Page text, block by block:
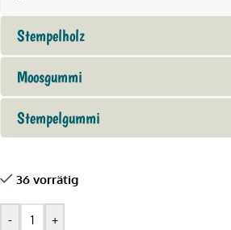
Stempelholz
Moosgummi
Stempelgummi
36 vorrätig
- +